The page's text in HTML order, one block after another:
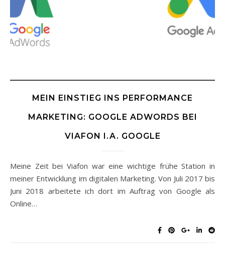
MEIN EINSTIEG INS PERFORMANCE
MARKETING: GOOGLE ADWORDS BEI
VIAFON I.A. GOOGLE
Meine Zeit bei Viafon war eine wichtige frühe Station in
meiner Entwicklung im digitalen Marketing. Von Juli 2017 bis
Juni 2018 arbeitete ich dort im Auftrag von Google als
Online…